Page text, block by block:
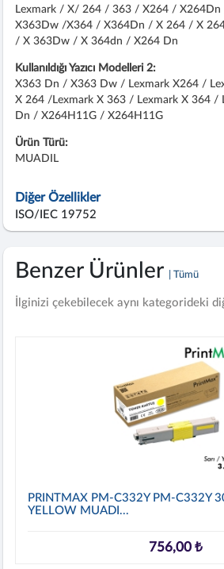
Lexmark / X/ 264 / 363 / X264 /
X363Dw /X364 / X364Dn / X 264 / X
/ X 363Dw / X 364dn / X264 Dn
Kullanıldığı Yazıcı Modelleri 2:
X363 Dn / X363 Dw / Lexmark X264 /
X 264 /Lexmark X 363 / Lexmark X 364 /
Dn / X264H11G / X264H11G
Ürün Türü:
MUADIL
Diğer Özellikler
ISO/IEC 19752
Benzer Ürünler | Tümü
İlginizi çekebilecek aynı kategorideki
PRINTMAX PM-C332Y PM-C332Y
YELLOW MUADI...
756,00 ₺